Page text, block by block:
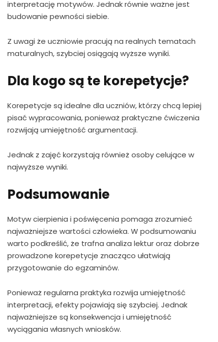
interpretację motywów. Jednak równie ważne jest
budowanie pewności siebie.
Z uwagi że uczniowie pracują na realnych tematach
maturalnych, szybciej osiągają wyższe wyniki.
Dla kogo są te korepetycje?
Korepetycje są idealne dla uczniów, którzy chcą lepiej
pisać wypracowania, ponieważ praktyczne ćwiczenia
rozwijają umiejętność argumentacji.
Jednak z zajęć korzystają również osoby celujące w
najwyższe wyniki.
Podsumowanie
Motyw cierpienia i poświęcenia pomaga zrozumieć
najważniejsze wartości człowieka. W podsumowaniu
warto podkreślić, że trafna analiza lektur oraz dobrze
prowadzone korepetycje znacząco ułatwiają
przygotowanie do egzaminów.
Ponieważ regularna praktyka rozwija umiejętność
interpretacji, efekty pojawiają się szybciej. Jednak
najważniejsze są konsekwencja i umiejętność
wyciągania własnych wniosków.